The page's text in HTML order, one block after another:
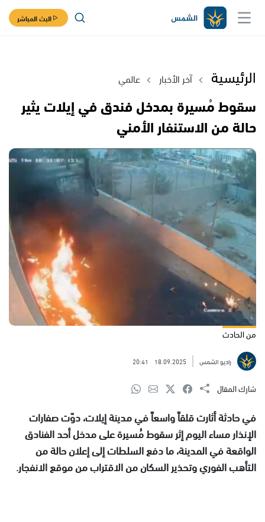
البث المباشر
الرئيسية آخر الأخبار عالمي
سقوط مُسيرة بمدخل فندق في إيلات يثير
حالة من الاستنفار الأمني
من الحادث
راديو الشمس 18.09.2025
20:41
شارك المقال
في حادثة أثارت قلقاً واسعاً في مدينة إيلات، دوّت صفارات
الإنذار مساء اليوم إثر سقوط مُسيرة على مدخل أحد الفنادق
الواقعة في المدينة، ما دفع السلطات إلى إعلان حالة من
التأهب الفوري وتحذير السكان من الاقتراب من موقع الانفجار.